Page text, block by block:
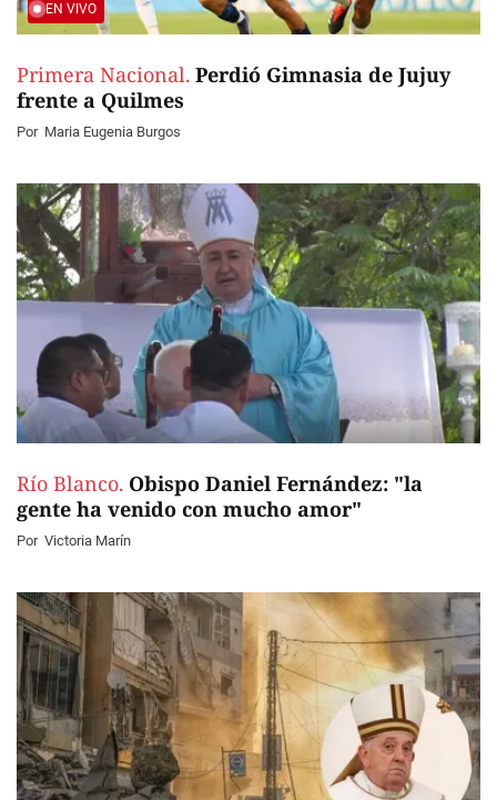
EN VIVO
Primera Nacional. Perdió Gimnasia de Jujuy
frente a Quilmes
Por Maria Eugenia Burgos
Río Blanco. Obispo Daniel Fernández: "la
gente ha venido con mucho amor"
Por Victoria Marín